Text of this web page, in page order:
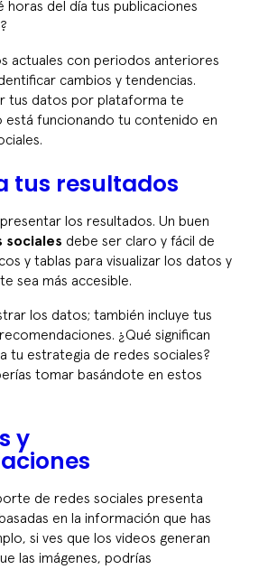
horas del día tus publicaciones
actuales con periodos anteriores
cambios y tendencias.
tus datos por plataforma te
funcionando tu contenido en
tus resultados
los resultados. Un buen
sociales debe ser claro y fácil de
y tablas para visualizar los datos y
sea más accesible.
los datos; también incluye tus
¿Qué significan
tu estrategia de redes sociales?
tomar basándote en estos
y
de redes sociales presenta
en la información que has
si ves que los videos generan
las imágenes, podrías